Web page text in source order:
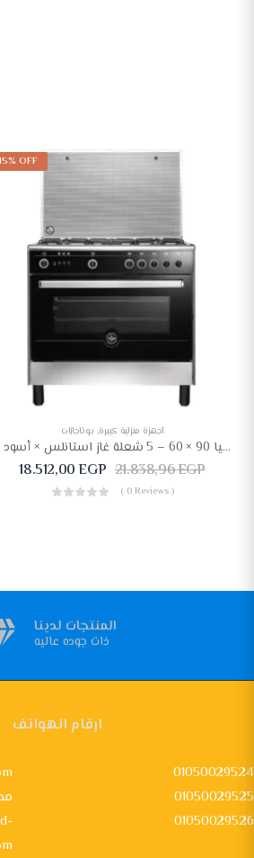
OFF
أجهزة منزلية كبيرة, بوتاجازات
بوتاجاز لاجيرمانيا 90 × 60 – 5 شعلة غاز استانلس × أسود 9M10GRB1X4AWW
18.512,00EGP 21.838,96EGP
( 0 Reviews )
المنتجات لدينا
ذات جوده عاليه
ارقام الهواتف
01050029524
01050029525
01050029526